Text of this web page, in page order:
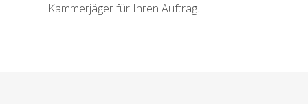
Kammerjäger für Ihren Auftrag.